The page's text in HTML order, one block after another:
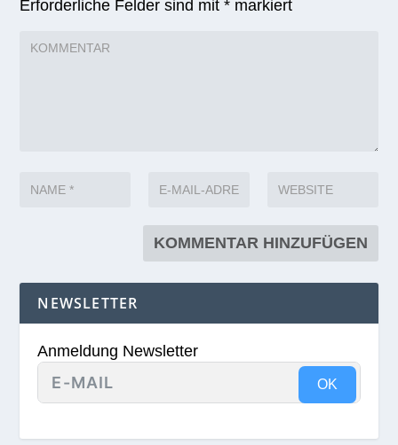
Erforderliche Felder sind mit* markiert
NEWSLETTER
Anmeldung Newsletter
OK